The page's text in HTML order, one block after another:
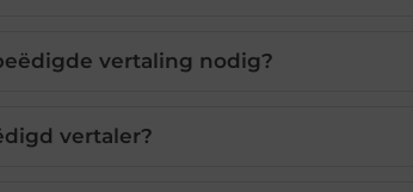
vertaling nodig?
vertaler?